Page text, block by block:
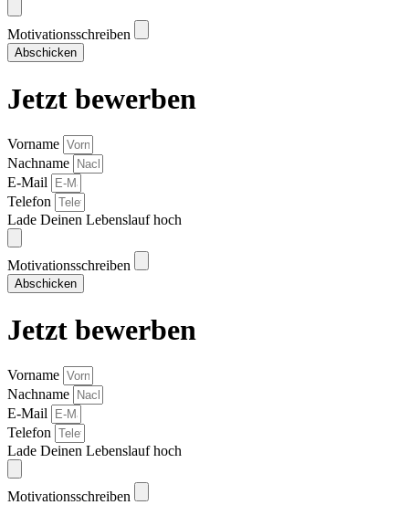
Motivationsschreiben
Abschicken
Jetzt bewerben
Vorname
Nachname
E-Mail
Telefon
Lade Deinen Lebenslauf hoch
Motivationsschreiben
Abschicken
Jetzt bewerben
Vorname
Nachname
E-Mail
Telefon
Lade Deinen Lebenslauf hoch
Motivationsschreiben